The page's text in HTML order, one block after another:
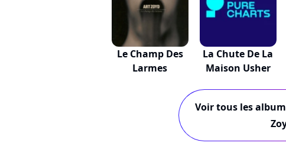
Le Champ Des
Larmes
La Chute De La
Maison Usher
Voir tous les